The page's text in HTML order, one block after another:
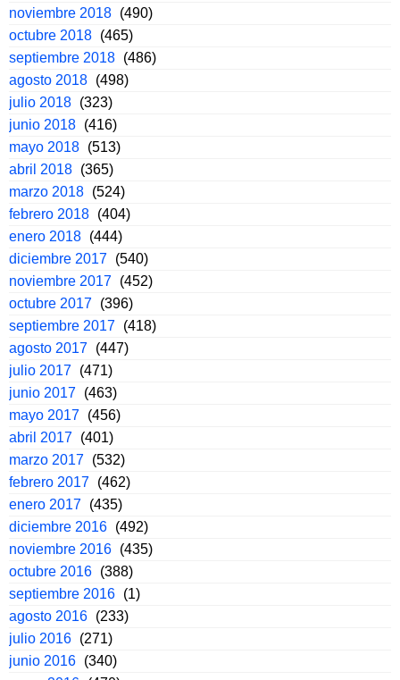
noviembre 2018 (490)
octubre 2018 (465)
septiembre 2018 (486)
agosto 2018 (498)
julio 2018 (323)
junio 2018 (416)
mayo 2018 (513)
abril 2018 (365)
marzo 2018 (524)
febrero 2018 (404)
enero 2018 (444)
diciembre 2017 (540)
noviembre 2017 (452)
octubre 2017 (396)
septiembre 2017 (418)
agosto 2017 (447)
julio 2017 (471)
junio 2017 (463)
mayo 2017 (456)
abril 2017 (401)
marzo 2017 (532)
febrero 2017 (462)
enero 2017 (435)
diciembre 2016 (492)
noviembre 2016 (435)
octubre 2016 (388)
septiembre 2016 (1)
agosto 2016 (233)
julio 2016 (271)
junio 2016 (340)